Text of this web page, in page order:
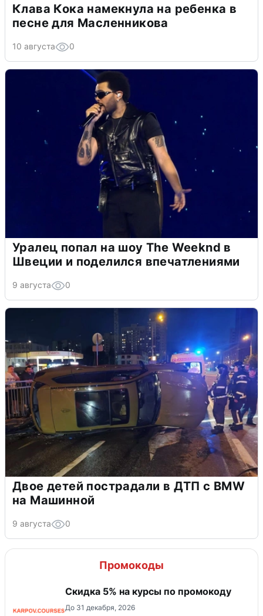
Клава Кока намекнула на ребенка в
песне для Масленникова
10 августа 0
Уралец попал на шоу The Weeknd в
Швеции и поделился впечатлениями
9 августа 0
Двое детей пострадали в ДТП с BMW
на Машинной
9 августа 0
Промокоды
Скидка 5% на курсы по промокоду
До 31 декабря, 2026